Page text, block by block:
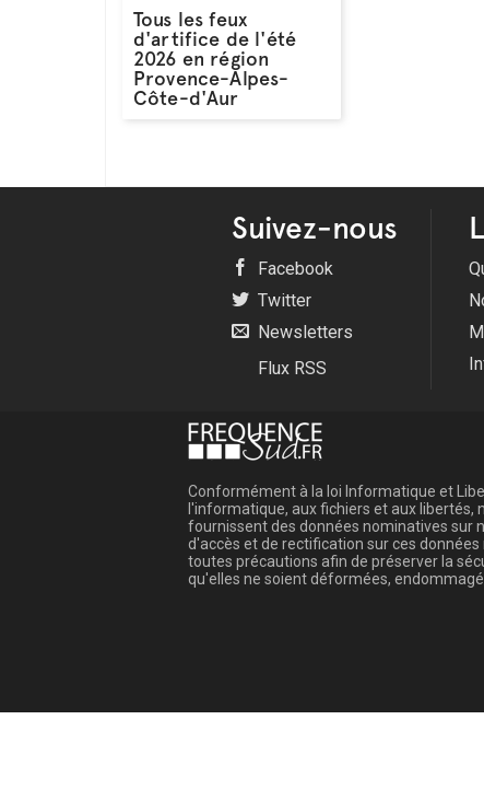
Tous les feux
d'artifice de l'été
2026 en région
Provence-Alpes-
Côte-d'Aur
Suivez-nous
Facebook
Twitter
Newsletters
Flux RSS
Conformément à la loi Informatique et
l'informatique, aux fichiers et aux libertés,
fournissent des données nominatives sur
d'accès et de rectification sur ces
toutes précautions afin de préserver la
qu'elles ne soient déformées,